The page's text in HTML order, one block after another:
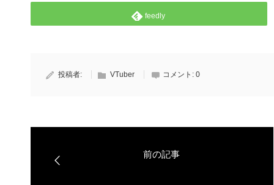
feedly
投稿者: VTuber コメント: 0